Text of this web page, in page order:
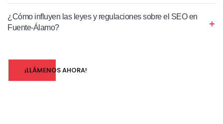
¿Cómo influyen las leyes y regulaciones sobre el SEO en
Fuente-Álamo?
¡LLÁMENOS AHORA!